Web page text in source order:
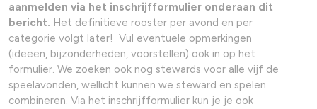
aanmelden via het inschrijfformulier onderaan dit
bericht. Het definitieve rooster per avond en per
categorie volgt later! Vul eventuele opmerkingen
(ideeën, bijzonderheden, voorstellen) ook in op het
formulier. We zoeken ook nog stewards voor alle vijf de
speelavonden, wellicht kunnen we steward en spelen
combineren. Via het inschrijfformulier kun je je ook